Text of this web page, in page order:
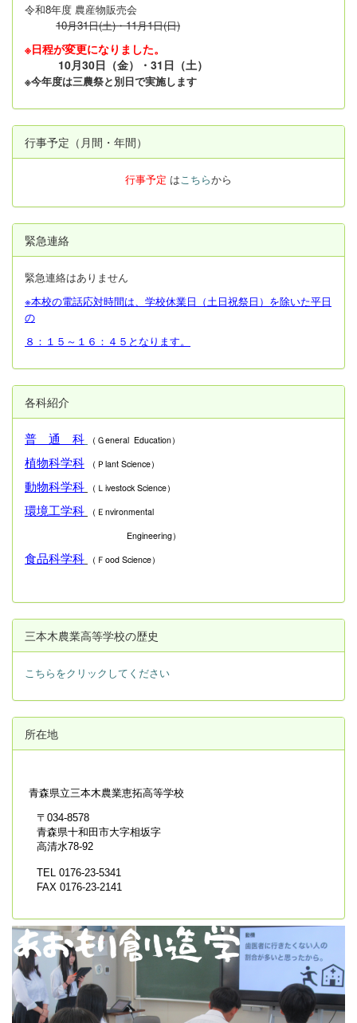
令和8年度 農産物販売会
10月31日(土)・11月1日(日)
※日程が変更になりました。
10月30日（金）・31日（土）
※今年度は三農祭と別日で実施します
行事予定（月間・年間）
行事予定 は こちらから
緊急連絡
緊急連絡はありません
※本校の電話応対時間は、学校休業日（土日祝祭日）を除いた平日
の
８：１５～１６：４５となります。
各科紹介
普 通 科 （Ｇeneral Education）
植物科学科 （Ｐlant Science）
動物科学科 （Ｌivestock Science）
環境工学科
（Ｅnvironmental
Engineering）
食品科学科 （Ｆood Science）
三本木農業高等学校の歴史
こちらをクリックしてください
所在地
青森県立三本木農業恵拓高等学校
〒034-8578
青森県十和田市大字相坂字
高清水78-92
TEL 0176-23-5341
FAX 0176-23-2141